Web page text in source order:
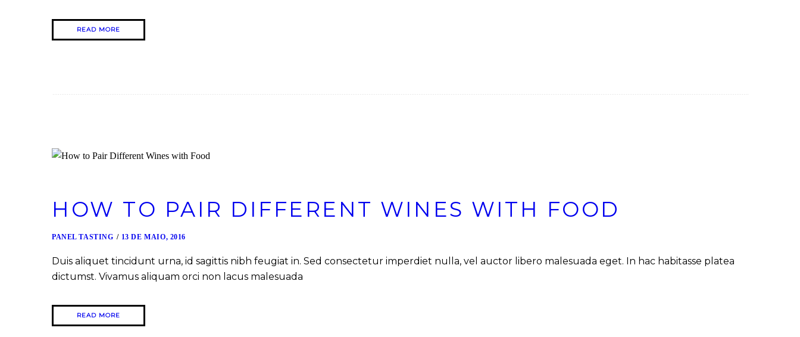
READ MORE
HOW TO PAIR DIFFERENT WINES WITH FOOD
PANEL TASTING 13 DE MAIO, 2016
Duis aliquet tincidunt urna, id sagittis nibh feugiat in. Sed consectetur imperdiet nulla, vel auctor libero malesuada eget. In hac habitasse platea
dictumst. Vivamus aliquam orci non lacus malesuada
READ MORE